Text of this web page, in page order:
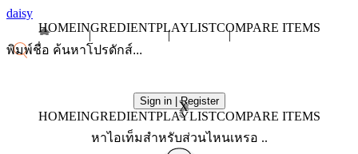
daisy
HOMEINGREDIENTPLAYLISTCOMPARE ITEMS
Sign in | Register
X
HOMEINGREDIENTPLAYLISTCOMPARE ITEMS
หาไอเท็มสำหรับส่วนไหนเหรอ ..